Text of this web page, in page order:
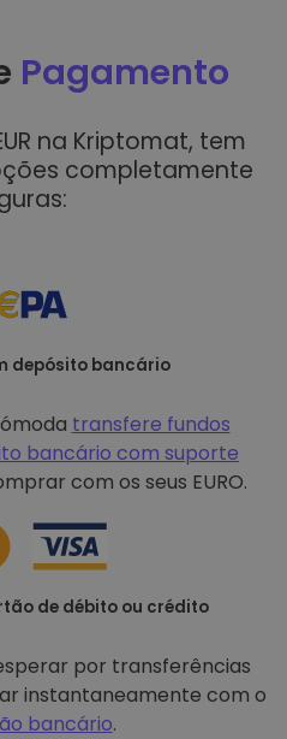
Pagamento
na Kriptomat, tem
completamente
depósito bancário
transfere fundos
bancário com suporte
com os seus EURO.
de débito ou crédito
por transferências
instantaneamente com o
bancário.